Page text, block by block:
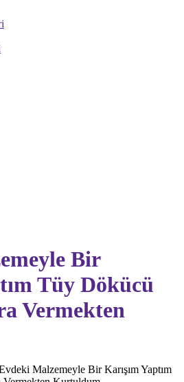
Bir
Tüy Dökücü
Vermekten
Malzemeyle Bir Karışım Yaptım